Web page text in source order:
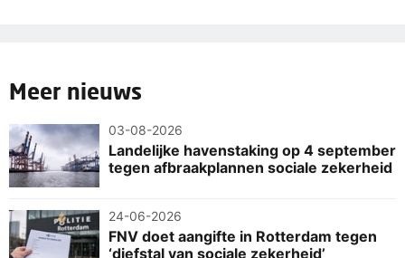
Meer nieuws
03-08-2026
Landelijke havenstaking op 4 september
tegen afbraakplannen sociale zekerheid
24-06-2026
FNV doet aangifte in Rotterdam tegen
‘diefstal van sociale zekerheid’